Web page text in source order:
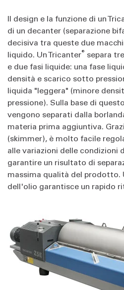
Il design e la funzione di un
di un decanter (separazione
decisiva tra queste due
liquido. Un Tricanter® separa
e due fasi liquide: una fase
densità e scarico sotto
liquida "leggera" (minore
pressione). Sulla base di
vengono separati dalla
materia prima aggiuntiva.
(skimmer), è molto facile
alle variazioni delle condizioni
garantire un risultato di
massima qualità del prodotto.
dell'olio garantisce un rapido